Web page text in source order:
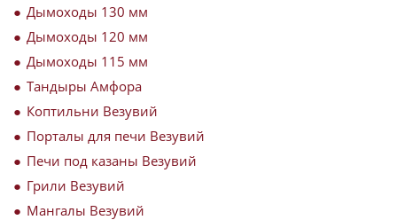
Дымоходы 130 мм
Дымоходы 120 мм
Дымоходы 115 мм
Тандыры Амфора
Коптильни Везувий
Порталы для печи Везувий
Печи под казаны Везувий
Грили Везувий
Мангалы Везувий